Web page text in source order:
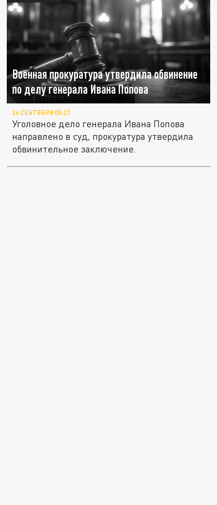
Военная прокуратура утвердила обвинение
по делу генерала Ивана Попова
24 СЕНТЯБРЯ 05:21
Уголовное дело генерала Ивана Попова
направлено в суд, прокуратура утвердила
обвинительное заключение.